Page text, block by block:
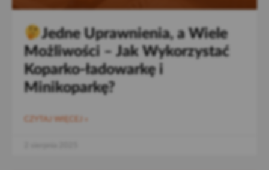
Jedne Uprawnienia, a Wiele
Możliwości – Jak Wykorzystać
Koparko-ładowarkę i
Minikoparkę?